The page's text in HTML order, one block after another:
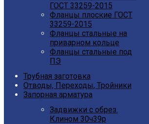
ГОСТ 33259-2015
Фланцы плоские ГОСТ
33259-2015
Фланцы стальные на
приварном кольце
Фланцы стальные под
ПЭ
Трубная заготовка
Отводы, Переходы, Тройники
Запорная арматура
Задвижки с обрез.
Клином 30ч39р